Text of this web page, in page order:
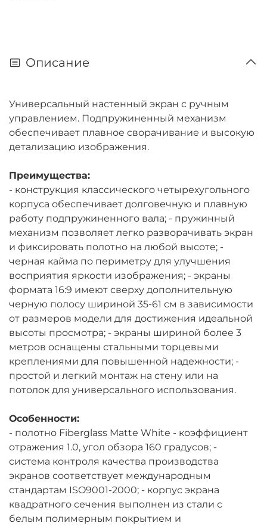
Описание
Универсальный настенный экран с ручным
управлением. Подпружиненный механизм
обеспечивает плавное сворачивание и высокую
детализацию изображения.
Преимущества:
- конструкция классического четырехугольного
корпуса обеспечивает долговечную и плавную
работу подпружиненного вала; - пружинный
механизм позволяет легко разворачивать экран
и фиксировать полотно на любой высоте; -
черная кайма по периметру для улучшения
восприятия яркости изображения; - экраны
формата 16:9 имеют сверху дополнительную
черную полосу шириной 35-61 см в зависимости
от размеров модели для достижения идеальной
высоты просмотра; - экраны шириной более 3
метров оснащены стальными торцевыми
креплениями для повышенной надежности; -
простой и легкий монтаж на стену или на
потолок для универсального использования.
Особенности:
- полотно Fiberglass Matte White - коэффициент
отражения 1.0, угол обзора 160 градусов; -
система контроля качества производства
экранов соответствует международным
стандартам ISO9001-2000; - корпус экрана
квадратного сечения выполнен из стали с
белым полимерным покрытием и